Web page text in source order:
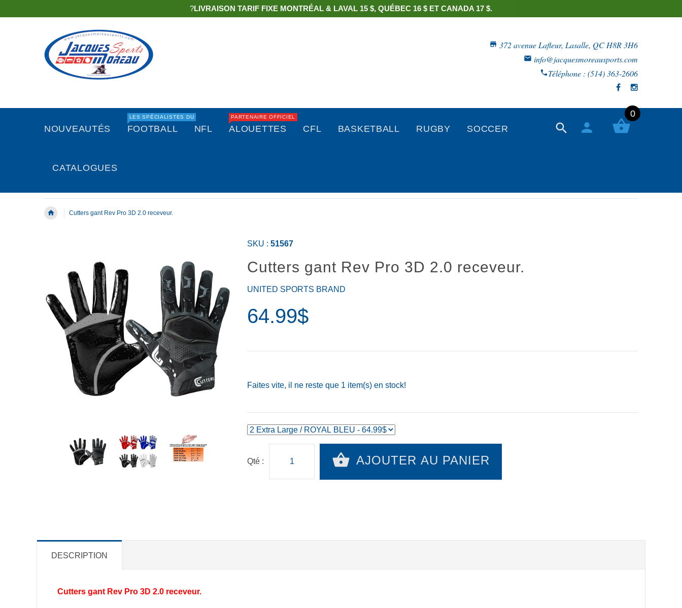
372 avenue Lafleur, Lasalle, QC H8R 3H6
info@jacquesmoreausports.com
Téléphone : (514) 363-2606
NOUVEAUTÉS
LES SPÉCIALISTES DU
FOOTBALL NFL
PARTENAIRE OFFICIEL
ALOUETTES CFL BASKETBALL RUGBY SOCCER
CATALOGUES
0
Cutters gant Rev Pro 3D 2.0 receveur.
SKU : 51567
Cutters gant Rev Pro 3D 2.0 receveur.
UNITED SPORTS BRAND
64.99$
Faites vite, il ne reste que 1 item(s) en stock!
Qté : AJOUTER AU PANIER
DESCRIPTION
Cutters gant Rev Pro 3D 2.0 receveur.
?LIVRAISON TARIF FIXE MONTRÉAL & LAVAL 15 $, QUÉBEC 16 $ ET CANADA 17 $.